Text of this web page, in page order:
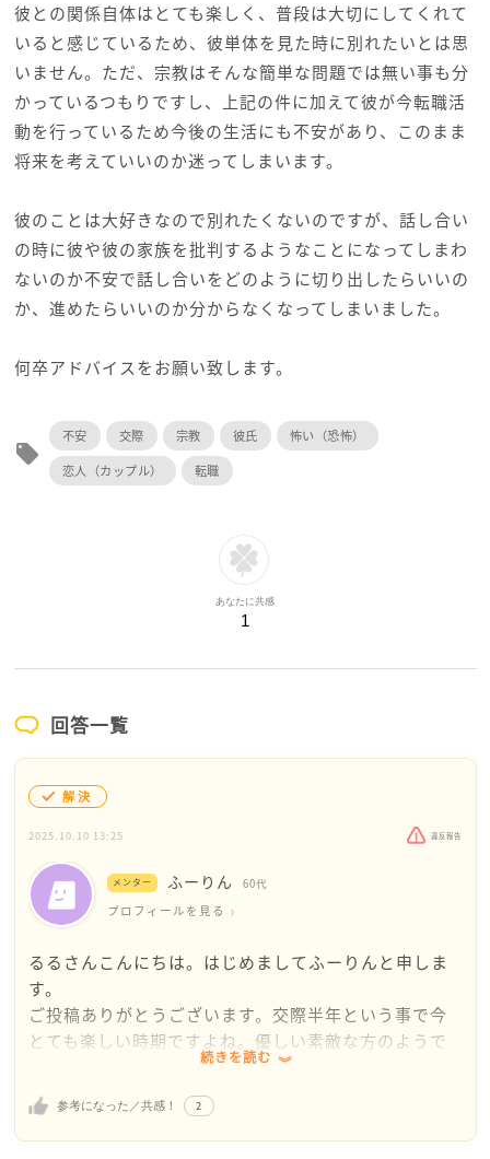
彼との関係自体はとても楽しく、普段は大切にしてくれて
いると感じているため、彼単体を見た時に別れたいとは思
いません。ただ、宗教はそんな簡単な問題では無い事も分
かっているつもりですし、上記の件に加えて彼が今転職活
動を行っているため今後の生活にも不安があり、このまま
将来を考えていいのか迷ってしまいます。
彼のことは大好きなので別れたくないのですが、話し合い
の時に彼や彼の家族を批判するようなことになってしまわ
ないのか不安で話し合いをどのように切り出したらいいの
か、進めたらいいのか分からなくなってしまいました。
何卒アドバイスをお願い致します。
local_offer
不安 交際 宗教 彼氏
怖い（恐怖）
恋人（カップル）
転職
あなたに共感
1
回答一覧
解決
2025.10.10 13:25 違反報告
メンター ふーりん 60代
プロフィールを見る
るるさんこんにちは。はじめましてふーりんと申しま
す。
ご投稿ありがとうございます。交際半年という事で今
とても楽しい時期ですよね。優しい素敵な方のようで
すね。他のご投稿も読ませていただきました。転職活
動中という事ですが、頑張っていらっしゃるのだろ
う、と思いました。
そんな中彼氏さんの宗教の問題、悩ましいですよね。
続きを読む
参考になった／共感！ 2